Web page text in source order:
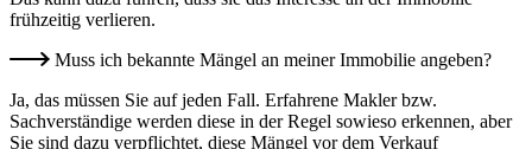
frühzeitig verlieren.
Muss ich bekannte Mängel an meiner Immobilie angeben?
Ja, das müssen Sie auf jeden Fall. Erfahrene Makler bzw.
Sachverständige werden diese in der Regel sowieso erkennen, aber
Sie sind dazu verpflichtet, diese Mängel vor dem Verkauf